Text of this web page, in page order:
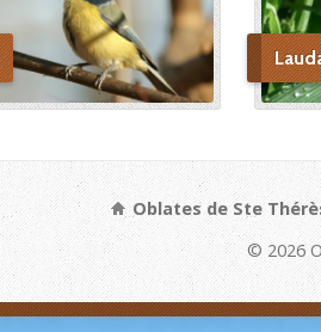
Oblates de Ste
© 2026